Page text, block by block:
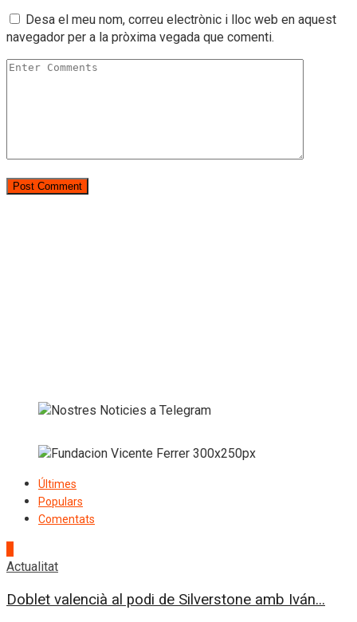
Desa el meu nom, correu electrònic i lloc web en aquest
navegador per a la pròxima vegada que comenti.
Últimes
Populars
Comentats
Actualitat
Doblet valencià al podi de Silverstone amb Iván...